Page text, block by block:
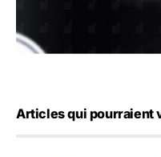
Articles qui pourraient